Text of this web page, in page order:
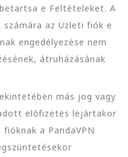
e Feltételeket. A
az Üzleti fiók e
engedélyezése nem
átruházásának
más jog vagy
előfizetés lejártakor
a PandaVPN